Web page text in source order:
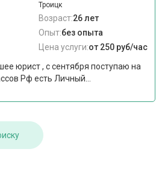
Троицк
Возраст:26 лет
Опыт:без опыта
Цена услуги:от 250 руб/час
юрист , с сентября поступаю на
Рф есть Личный...